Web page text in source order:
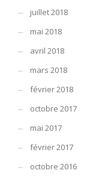
juillet 2018
mai 2018
avril 2018
mars 2018
février 2018
octobre 2017
mai 2017
février 2017
octobre 2016